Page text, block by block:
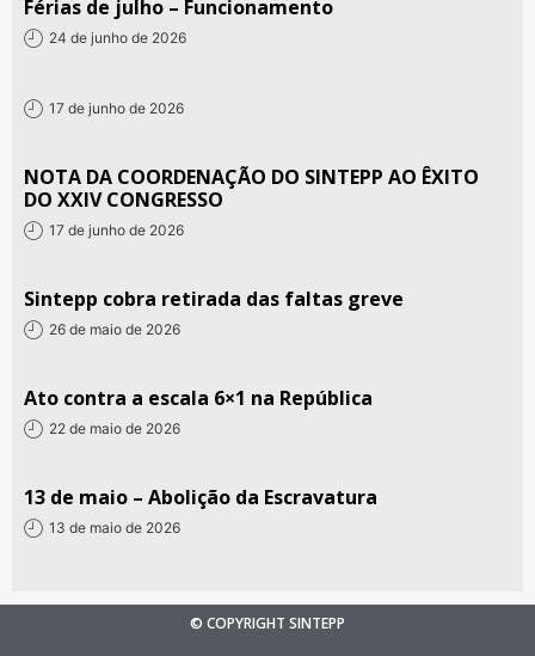
Férias de julho – Funcionamento
24 de junho de 2026
17 de junho de 2026
NOTA DA COORDENAÇÃO DO SINTEPP AO ÊXITO
DO XXIV CONGRESSO
17 de junho de 2026
Sintepp cobra retirada das faltas greve
26 de maio de 2026
Ato contra a escala 6×1 na República
22 de maio de 2026
13 de maio – Abolição da Escravatura
13 de maio de 2026
© COPYRIGHT SINTEPP